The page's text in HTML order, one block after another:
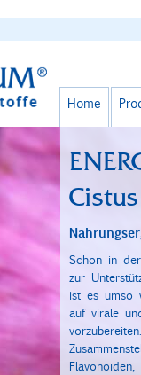
Home
Cistus
Schon in
zur
ist es umso
auf virale